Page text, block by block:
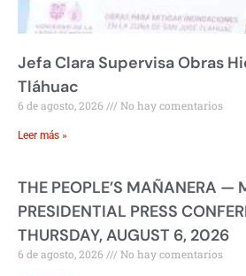
Jefa Clara Supervisa Obras
Tláhuac
6 de agosto, 2026 No hay comentarios
Leer más »
THE PEOPLE’S MAÑANERA —
PRESIDENTIAL PRESS
THURSDAY, AUGUST 6, 2026
6 de agosto, 2026 No hay comentarios